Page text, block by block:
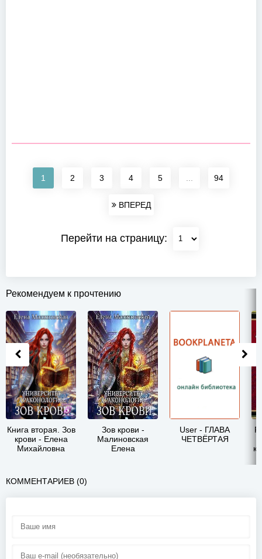
1 2 3 4 5 94
ВПЕРЕД
Перейти на страницу:
Рекомендуем к прочтению
Книга вторая. Зов
крови - Елена
Михайловна
Зов крови -
Малиновская
Елена
User - ГЛАВА
ЧЕТВЁРТАЯ
КОММЕНТАРИЕВ (0)